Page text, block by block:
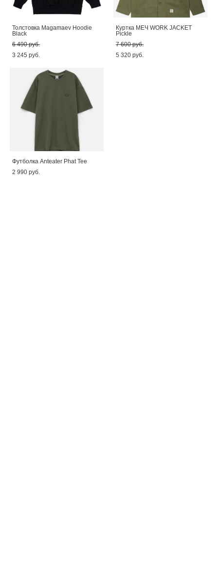
Толстовка Magamaev Hoodie
Black
6 490 pуб.
3 245 pуб.
Куртка МЕЧ WORK JACKET
Pickle
7 600 pуб.
5 320 pуб.
Футболка Anteater Phat Tee
2 990 pуб.